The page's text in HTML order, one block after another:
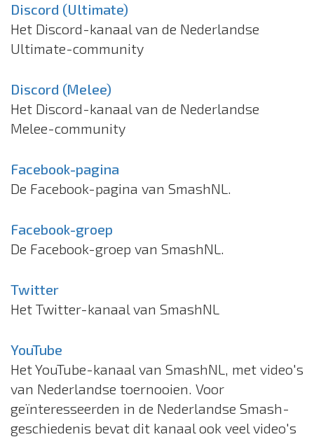
Discord (Ultimate)
Het Discord-kanaal van de Nederlandse
Ultimate-community
Discord (Melee)
Het Discord-kanaal van de Nederlandse
Melee-community
Facebook-pagina
De Facebook-pagina van SmashNL.
Facebook-groep
De Facebook-groep van SmashNL.
Twitter
Het Twitter-kanaal van SmashNL
YouTube
Het YouTube-kanaal van SmashNL, met video's
van Nederlandse toernooien. Voor
geïnteresseerden in de Nederlandse Smash-
geschiedenis bevat dit kanaal ook veel video's